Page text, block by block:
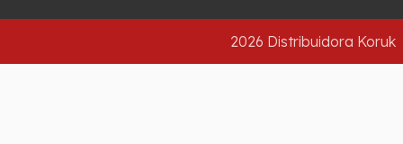
2026 Distribuidora Koruk